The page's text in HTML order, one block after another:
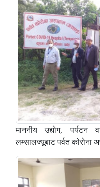
माननीय उद्योग, पर्यटन
लम्सालज्यूबाट पर्वत